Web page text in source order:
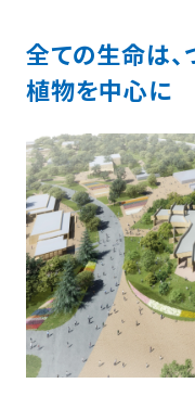
全ての生命は、
植物を中心に